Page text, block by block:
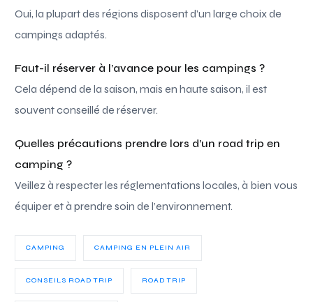
Oui, la plupart des régions disposent d’un large choix de
campings adaptés.
Faut-il réserver à l’avance pour les campings ?
Cela dépend de la saison, mais en haute saison, il est
souvent conseillé de réserver.
Quelles précautions prendre lors d’un road trip en
camping ?
Veillez à respecter les réglementations locales, à bien vous
équiper et à prendre soin de l’environnement.
CAMPING CAMPING EN PLEIN AIR
CONSEILS ROAD TRIP ROAD TRIP